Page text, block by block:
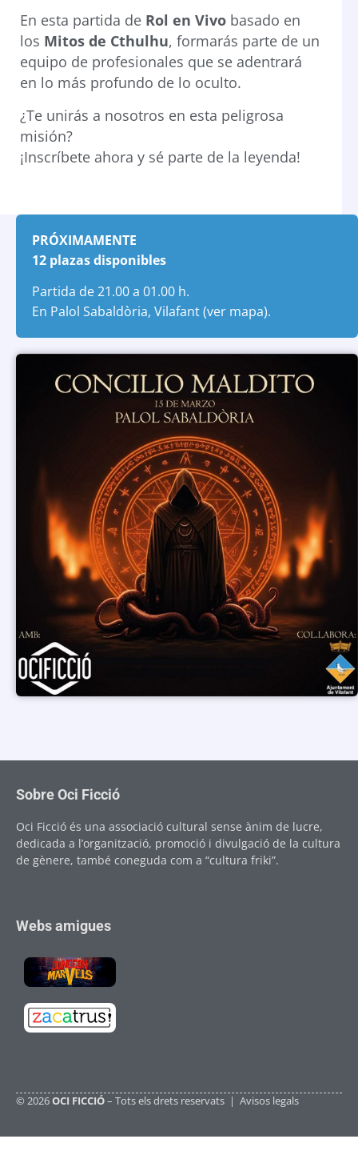
En esta partida de Rol en Vivo basado en
los Mitos de Cthulhu, formarás parte de un
equipo de profesionales que se adentrará
en lo más profundo de lo oculto.
¿Te unirás a nosotros en esta peligrosa
misión?
¡Inscríbete ahora y sé parte de la leyenda!
PRÓXIMAMENTE
12 plazas disponibles
Partida de 21.00 a 01.00 h.
En Palol Sabaldòria, Vilafant (ver mapa).
Sobre Oci Ficció
Oci Ficció és una associació cultural sense ànim de lucre,
dedicada a l’organització, promoció i divulgació de la cultura
de gènere, també coneguda com a “cultura friki”.
Webs amigues
© 2026OCI FICCIÓ– Tots els drets reservats | Avisos legals